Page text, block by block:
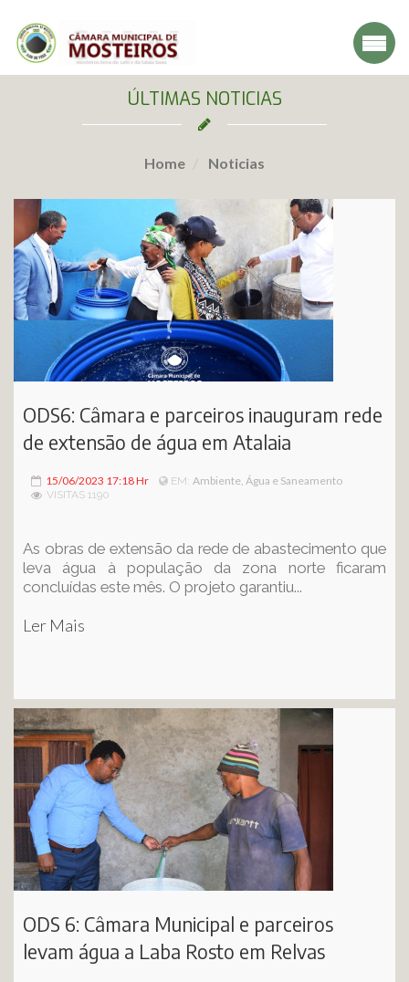
ÚLTIMAS NOTICIAS
Home Noticias
ODS6: Câmara e parceiros inauguram rede
de extensão de água em Atalaia
15/06/2023 17:18 Hr EM: Ambiente, Água e Saneamento
VISITAS 1190
As obras de extensão da rede de abastecimento que
leva água à população da zona norte ficaram
concluídas este mês. O projeto garantiu...
Ler Mais
ODS 6: Câmara Municipal e parceiros
levam água a Laba Rosto em Relvas